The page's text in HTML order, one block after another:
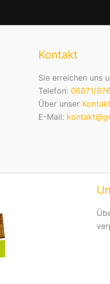
Kontakt
Sie erreichen uns
Telefon: 06871/
Über unser
E-Mail: